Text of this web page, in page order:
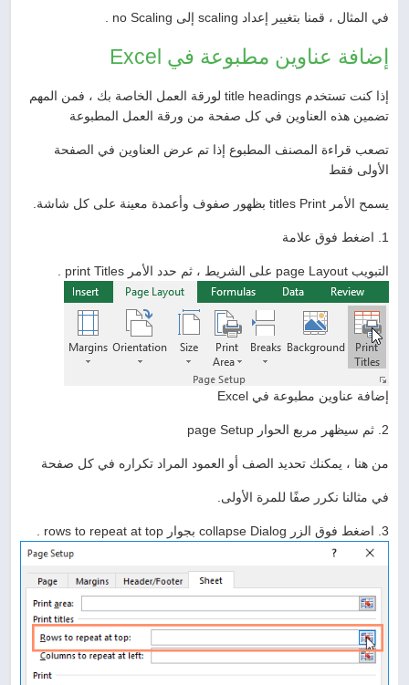
في المثال ، قمنا بتغيير إعداد scaling إلى no Scaling .
إضافة عناوين مطبوعة في Excel
إذا كنت تستخدم title headings لورقة العمل الخاصة بك ، فمن المهم
تضمين هذه العناوين في كل صفحة من ورقة العمل المطبوعة
تصعب قراءة المصنف المطبوع إذا تم عرض العناوين في الصفحة
الأولى فقط
يسمح الأمر titles Print بظهور صفوف وأعمدة معينة على كل شاشة.
1. اضغط فوق علامة
التبويب page Layout على الشريط ، ثم حدد الأمر print Titles .
إضافة عناوين مطبوعة في Excel
2. ثم سيظهر مربع الحوار page Setup
من هنا ، يمكنك تحديد الصف أو العمود المراد تكراره في كل صفحة
في مثالنا نكرر صفًا للمرة الأولى.
3. اضغط فوق الزر collapse Dialog بجوار rows to repeat at top .